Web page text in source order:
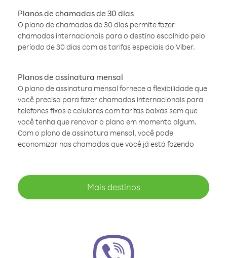
Planos de chamadas de 30 dias
O plano de chamadas de 30 dias permite fazer
chamadas internacionais para o destino escolhido pelo
período de 30 dias com as tarifas especiais do Viber.
Planos de assinatura mensal
O plano de assinatura mensal fornece a flexibilidade que
você precisa para fazer chamadas internacionais para
telefones fixos e celulares com tarifas baixas sem que
você tenha que renovar o plano em momento algum.
Com o plano de assinatura mensal, você pode
economizar nas chamadas que você já está fazendo
Mais destinos